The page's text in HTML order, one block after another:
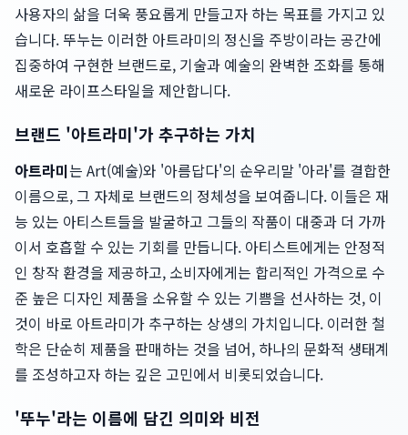
사용자의 삶을 더욱 풍요롭게 만들고자 하는 목표를 가지고 있
습니다. 뚜누는 이러한 아트라미의 정신을 주방이라는 공간에
집중하여 구현한 브랜드로, 기술과 예술의 완벽한 조화를 통해
새로운 라이프스타일을 제안합니다.
브랜드 '아트라미'가 추구하는 가치
아트라미는 Art(예술)와 '아름답다'의 순우리말 '아라'를 결합한
이름으로, 그 자체로 브랜드의 정체성을 보여줍니다. 이들은 재
능 있는 아티스트들을 발굴하고 그들의 작품이 대중과 더 가까
이서 호흡할 수 있는 기회를 만듭니다. 아티스트에게는 안정적
인 창작 환경을 제공하고, 소비자에게는 합리적인 가격으로 수
준 높은 디자인 제품을 소유할 수 있는 기쁨을 선사하는 것, 이
것이 바로 아트라미가 추구하는 상생의 가치입니다. 이러한 철
학은 단순히 제품을 판매하는 것을 넘어, 하나의 문화적 생태계
를 조성하고자 하는 깊은 고민에서 비롯되었습니다.
'뚜누'라는 이름에 담긴 의미와 비전